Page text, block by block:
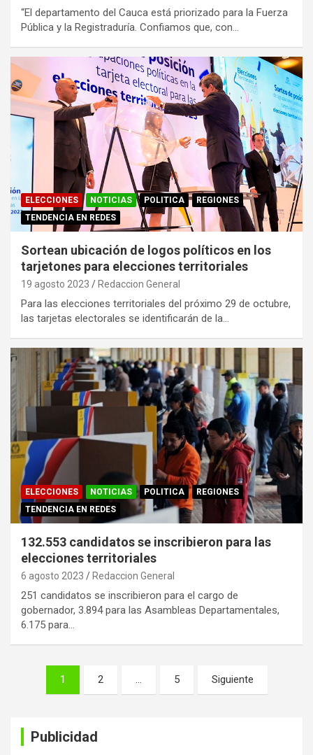
“El departamento del Cauca está priorizado para la Fuerza
Pública y la Registraduría. Confiamos que, con…
ELECCIONES NOTICIAS POLITICA
REGIONES
TENDENCIA EN REDES
Sortean ubicación de logos políticos en los
tarjetones para elecciones territoriales
19 agosto 2023 Redaccion General
Para las elecciones territoriales del próximo 29 de octubre,
las tarjetas electorales se identificarán de la…
ELECCIONES NOTICIAS POLITICA
REGIONES
TENDENCIA EN REDES
132.553 candidatos se inscribieron para las
elecciones territoriales
6 agosto 2023 Redaccion General
251 candidatos se inscribieron para el cargo de
gobernador, 3.894 para las Asambleas Departamentales,
6.175 para…
Paginación
1 2 … 5 Siguiente
Publicidad